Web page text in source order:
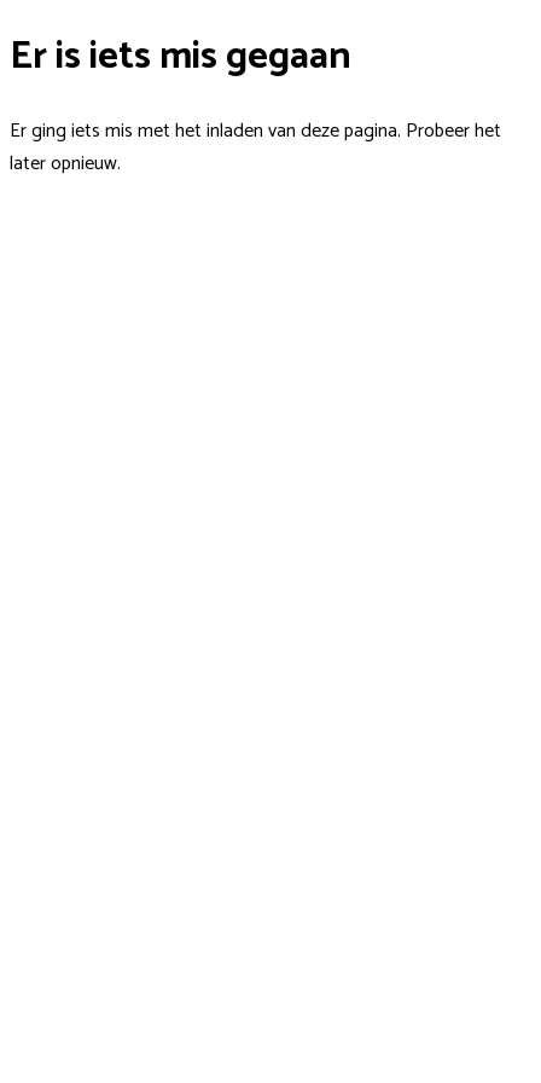
Er is iets mis gegaan
Er ging iets mis met het inladen van deze pagina. Probeer het
later opnieuw.